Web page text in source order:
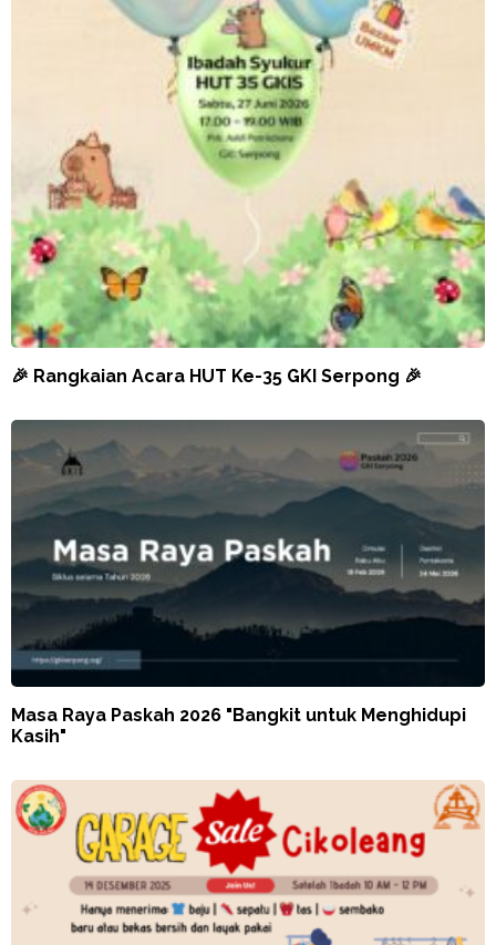
🎉 Rangkaian Acara HUT Ke-35 GKI Serpong 🎉
Masa Raya Paskah 2026 "Bangkit untuk Menghidupi
Kasih"